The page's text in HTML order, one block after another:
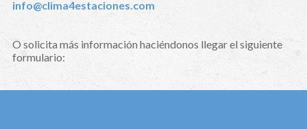
info@clima4estaciones.com
O solicita más información haciéndonos llegar el siguiente
formulario: